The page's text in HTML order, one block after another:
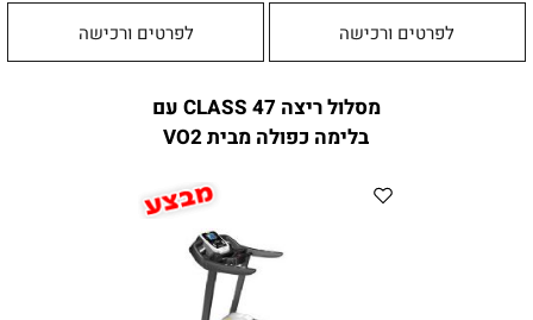
לפרטים ורכישה לפרטים ורכישה
מסלול ריצה CLASS 47 עם
בלימה כפולה מבית VO2